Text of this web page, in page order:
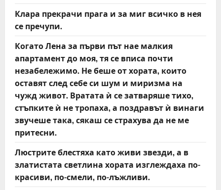
Клара прекрачи прага и за миг всичко в нея
се пречупи.
Когато Лена за първи път нае малкия
апартамент до моя, тя се вписа почти
незабележимо. Не беше от хората, които
оставят след себе си шум и миризма на
чужд живот. Вратата ѝ се затваряше тихо,
стъпките ѝ не тропаха, а поздравът ѝ винаги
звучеше така, сякаш се страхува да не ме
притесни.
Люстрите блестяха като живи звезди, а в
златистата светлина хората изглеждаха по-
красиви, по-смели, по-лъжливи.